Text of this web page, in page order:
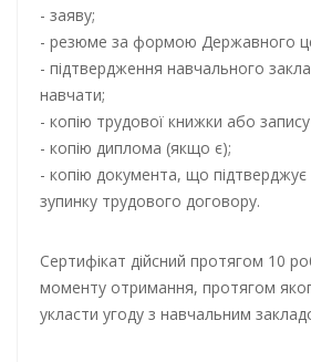
- заяву;
- резюме за формою Державного
- підтвердження навчального
навчати;
- копію трудової книжки або
- копію диплома (якщо є);
- копію документа, що підтверджує
зупинку трудового договору.
Сертифікат дійсний протягом 10
моменту отримання, протягом
укласти угоду з навчальним